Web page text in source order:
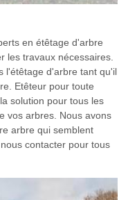
en étêtage d'arbre
les travaux nécessaires.
l'étêtage d'arbre tant qu'il
Etêteur pour toute
solution pour tous les
vos arbres. Nous avons
arbre qui semblent
contacter pour tous